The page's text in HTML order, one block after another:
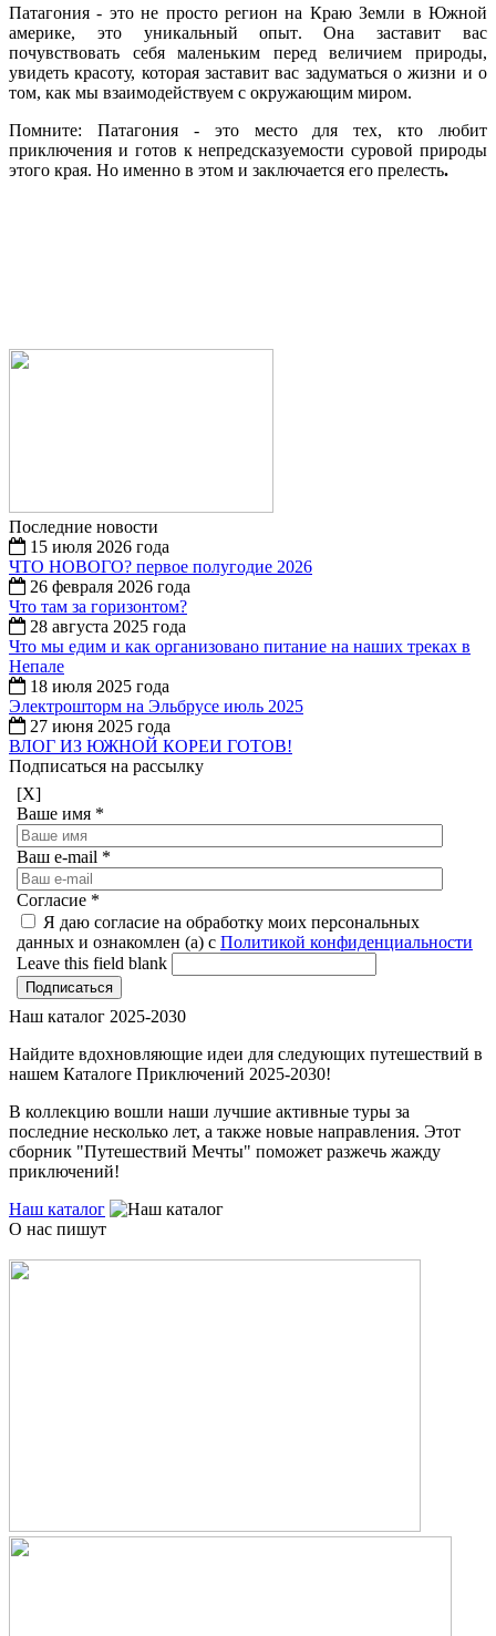
Патагония - это не просто регион на Краю Земли в Южной
америке, это уникальный опыт. Она заставит вас
почувствовать себя маленьким перед величием природы,
увидеть красоту, которая заставит вас задуматься о жизни и о
том, как мы взаимодействуем с окружающим миром.
Помните: Патагония - это место для тех, кто любит
приключения и готов к непредсказуемости суровой природы
этого края. Но именно в этом и заключается его прелесть.
Последние новости
15 июля 2026 года
ЧТО НОВОГО? первое полугодие 2026
26 февраля 2026 года
Что там за горизонтом?
28 августа 2025 года
Что мы едим и как организовано питание на наших треках в
Непале
18 июля 2025 года
Электрошторм на Эльбрусе июль 2025
27 июня 2025 года
ВЛОГ ИЗ ЮЖНОЙ КОРЕИ ГОТОВ!
Подписаться на рассылку
[X]
Ваше имя *
Ваш e-mail *
Согласие *
Я даю согласие на обработку моих персональных
данных и ознакомлен (а) с Политикой конфиденциальности
Leave this field blank
Наш каталог 2025-2030
Найдите вдохновляющие идеи для следующих путешествий в
нашем Каталоге Приключений 2025-2030!
В коллекцию вошли наши лучшие активные туры за
последние несколько лет, а также новые направления. Этот
сборник "Путешествий Мечты" поможет разжечь жажду
приключений!
Наш каталог
О нас пишут